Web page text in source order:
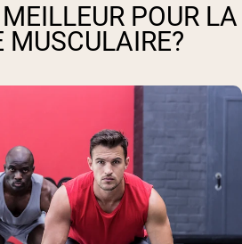
POUR LA
MUSCULAIRE?